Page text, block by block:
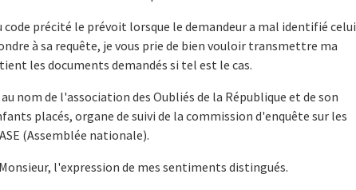
code précité le prévoit lorsque le demandeur a mal identifié celui
à sa requête, je vous prie de bien vouloir transmettre ma
les documents demandés si tel est le cas.
nom de l'association des Oubliés de la République et de son
placés, organe de suivi de la commission d'enquête sur les
(Assemblée nationale).
l'expression de mes sentiments distingués.